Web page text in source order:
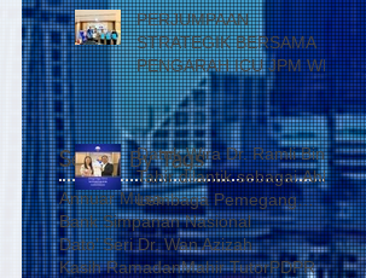
Search By Tags
Annuar Musa
Bank Simpanan Nasional
Dato’ Seri Dr. Wan Azizah
Kasih RamadanMahir TutorPDPR
PERJUMPAAN
STRATEGIK BERSAMA
PENGARAH ICU JPM WP
Datuk Wira Dr. Ramli Bin
Tahir dilantik sebagai Ahli
Lembaga Pemegang
Amanah Yayasan Wilayah
Persekutuan